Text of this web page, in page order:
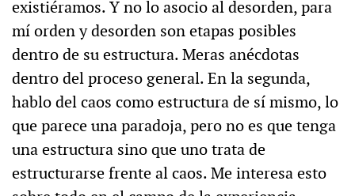
existiéramos. Y no lo asocio al desorden, para
mí orden y desorden son etapas posibles
dentro de su estructura. Meras anécdotas
dentro del proceso general. En la segunda,
hablo del caos como estructura de sí mismo, lo
que parece una paradoja, pero no es que tenga
una estructura sino que uno trata de
estructurarse frente al caos. Me interesa esto